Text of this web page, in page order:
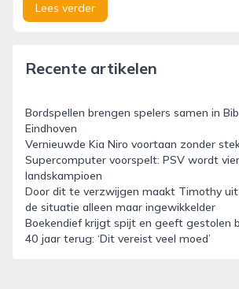
Lees verder
Recente artikelen
Bordspellen brengen spelers samen in
Eindhoven
Vernieuwde Kia Niro voortaan zonder
Supercomputer voorspelt: PSV wordt
landskampioen
Door dit te verzwijgen maakt Timothy uit
de situatie alleen maar ingewikkelder
Boekendief krijgt spijt en geeft gestolen
40 jaar terug: ‘Dit vereist veel moed’